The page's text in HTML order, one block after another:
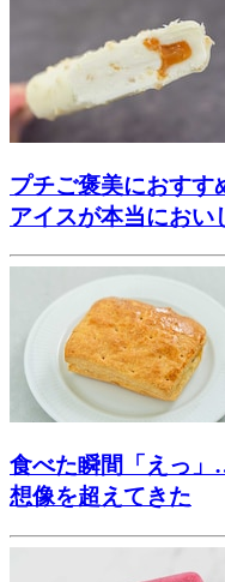
プチご褒美におすす
アイスが本当におい
食べた瞬間「えっ
想像を超えてきた